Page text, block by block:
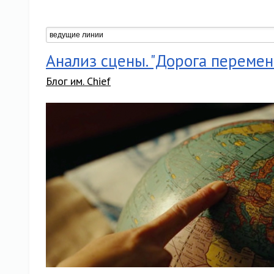
Анализ сцены. "Дорога
Блог им. Chief